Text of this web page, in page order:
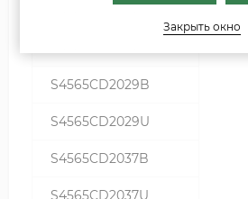
S4565CD2029B
S4565CD2029U
S4565CD2037B
S4565CD2037U
Закрыть окно